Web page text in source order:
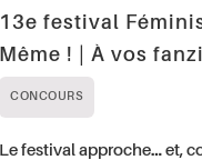
13e festival
Même ! | À vos
CONCOURS
Le festival approche… et,